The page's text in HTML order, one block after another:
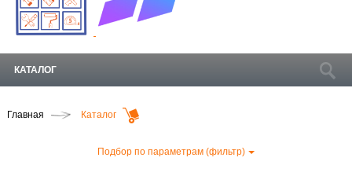
КАТАЛОГ
Главная Каталог
Подбор по параметрам (фильтр)